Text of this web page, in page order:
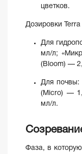
цветков.
Дозировки
Для
мл/л;
(Bloom) —
Для почвы:
(Micro) —
мл/л.
Фаза, в